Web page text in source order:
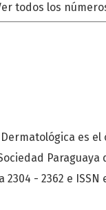
todos los
Dermatológica es
Paraguaya
2304 - 2362 e